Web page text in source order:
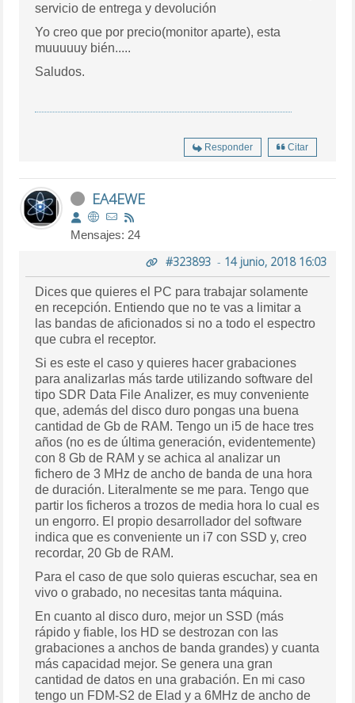
servicio de entrega y devolución
Yo creo que por precio(monitor aparte), esta
muuuuuy bién.....
Saludos.
Responder Citar
EA4EWE
Mensajes: 24
#323893- 14 junio, 2018 16:03
Dices que quieres el PC para trabajar solamente
en recepción. Entiendo que no te vas a limitar a
las bandas de aficionados si no a todo el espectro
que cubra el receptor.
Si es este el caso y quieres hacer grabaciones
para analizarlas más tarde utilizando software del
tipo SDR Data File Analizer, es muy conveniente
que, además del disco duro pongas una buena
cantidad de Gb de RAM. Tengo un i5 de hace tres
años (no es de última generación, evidentemente)
con 8 Gb de RAM y se achica al analizar un
fichero de 3 MHz de ancho de banda de una hora
de duración. Literalmente se me para. Tengo que
partir los ficheros a trozos de media hora lo cual es
un engorro. El propio desarrollador del software
indica que es conveniente un i7 con SSD y, creo
recordar, 20 Gb de RAM.
Para el caso de que solo quieras escuchar, sea en
vivo o grabado, no necesitas tanta máquina.
En cuanto al disco duro, mejor un SSD (más
rápido y fiable, los HD se destrozan con las
grabaciones a anchos de banda grandes) y cuanta
más capacidad mejor. Se genera una gran
cantidad de datos en una grabación. En mi caso
tengo un FDM-S2 de Elad y a 6MHz de ancho de